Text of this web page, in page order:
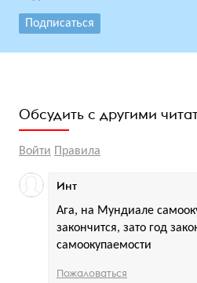
Подписаться
Обсудить с другими
Войти Правила
Ага, на Мундиале
закончится, зато год
самоокупаемости
Инт
Пожаловаться